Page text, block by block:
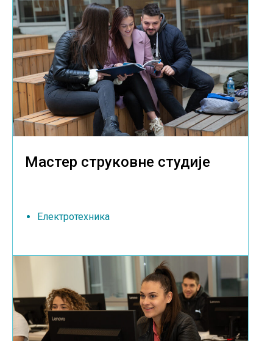
Мастер струковне студије
Електротехника